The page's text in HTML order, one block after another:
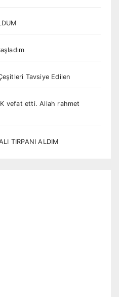
Tavsiye Edilen
vefat etti. Allah rahmet
TIRPANI ALDIM